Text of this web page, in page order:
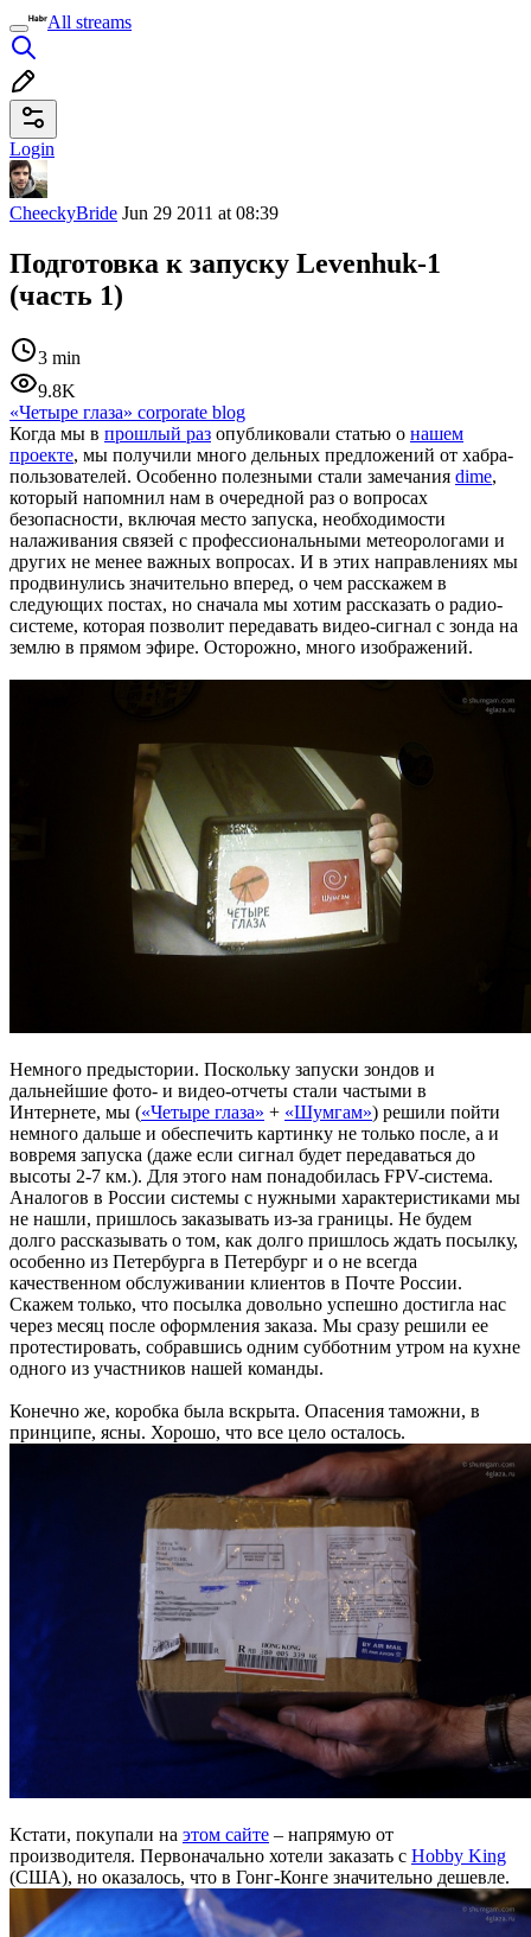
All streams
Login
CheeckyBride Jun 29 2011 at 08:39
Подготовка к запуску Levenhuk-1
(часть 1)
3 min
9.8K
«Четыре глаза» corporate blog
Когда мы в прошлый раз опубликовали статью о нашем
проекте, мы получили много дельных предложений от хабра-
пользователей. Особенно полезными стали замечания dime,
который напомнил нам в очередной раз о вопросах
безопасности, включая место запуска, необходимости
налаживания связей с профессиональными метеорологами и
других не менее важных вопросах. И в этих направлениях мы
продвинулись значительно вперед, о чем расскажем в
следующих постах, но сначала мы хотим рассказать о радио-
системе, которая позволит передавать видео-сигнал с зонда на
землю в прямом эфире. Осторожно, много изображений.
Немного предыстории. Поскольку запуски зондов и
дальнейшие фото- и видео-отчеты стали частыми в
Интернете, мы («Четыре глаза» + «Шумгам») решили пойти
немного дальше и обеспечить картинку не только после, а и
вовремя запуска (даже если сигнал будет передаваться до
высоты 2-7 км.). Для этого нам понадобилась FPV-система.
Аналогов в России системы с нужными характеристиками мы
не нашли, пришлось заказывать из-за границы. Не будем
долго рассказывать о том, как долго пришлось ждать посылку,
особенно из Петербурга в Петербург и о не всегда
качественном обслуживании клиентов в Почте России.
Скажем только, что посылка довольно успешно достигла нас
через месяц после оформления заказа. Мы сразу решили ее
протестировать, собравшись одним субботним утром на кухне
одного из участников нашей команды.
Конечно же, коробка была вскрыта. Опасения таможни, в
принципе, ясны. Хорошо, что все цело осталось.
Кстати, покупали на этом сайте – напрямую от
производителя. Первоначально хотели заказать с Hobby King
(США), но оказалось, что в Гонг-Конге значительно дешевле.